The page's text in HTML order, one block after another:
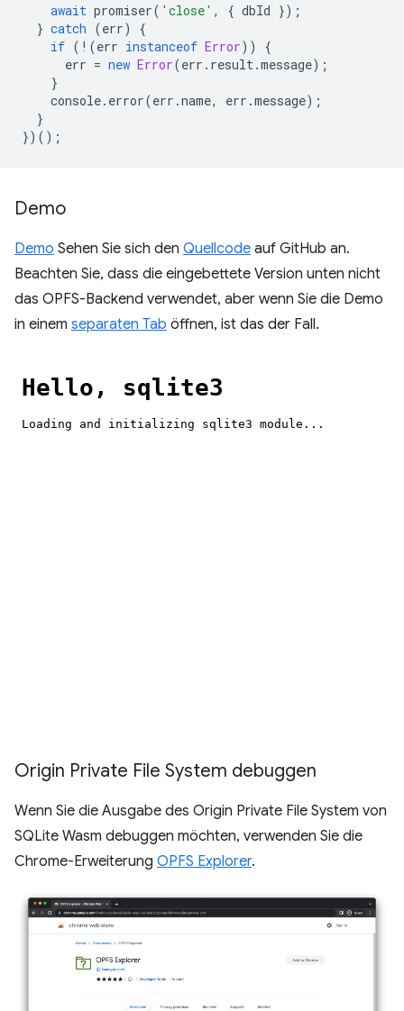
await promiser( 'close' , { dbId });
} catch (err)
{
if ( ! (err instanceof Error))
{
err = new Error(err . result.message);
}
console. error(err .name, err .message);
}
})();
Demo
Demo Sehen Sie sich den Quellcode auf GitHub an.
Beachten Sie, dass die eingebettete Version unten nicht
das OPFS-Backend verwendet, aber wenn Sie die Demo
in einem separaten Tab öffnen, ist das der Fall.
Origin Private File System debuggen
Wenn Sie die Ausgabe des Origin Private File System von
SQLite Wasm debuggen möchten, verwenden Sie die
Chrome-Erweiterung OPFS Explorer.